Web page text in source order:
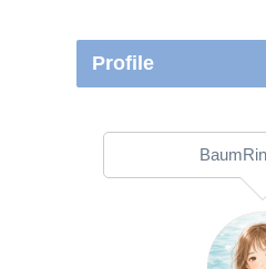
Profile